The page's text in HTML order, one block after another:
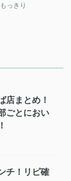
っきり
店まとめ！
ごとにおい
チ！リピ確